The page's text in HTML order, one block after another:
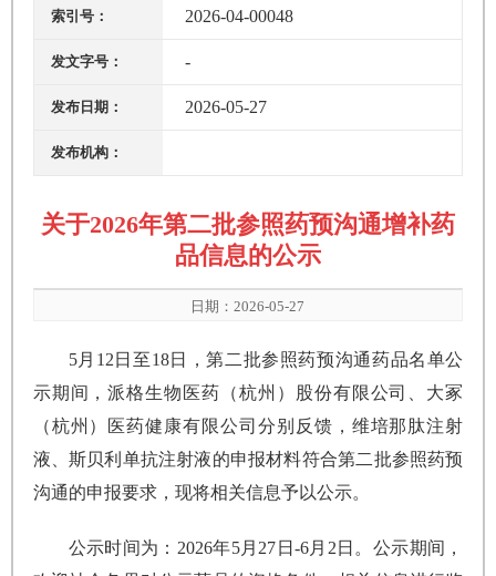
索引号： 2026-04-00048
发文字号： -
发布日期： 2026-05-27
发布机构：
关于2026年第二批参照药预沟通增补药
品信息的公示
日期：2026-05-27
5月12日至18日，第二批参照药预沟通药品名单公
示期间，派格生物医药（杭州）股份有限公司、大冢
（杭州）医药健康有限公司分别反馈，维培那肽注射
液、斯贝利单抗注射液的申报材料符合第二批参照药预
沟通的申报要求，现将相关信息予以公示。
公示时间为：2026年5月27日-6月2日。公示期间，